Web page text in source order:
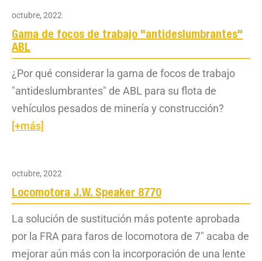
octubre, 2022
Gama de focos de trabajo "antideslumbrantes"
ABL
¿Por qué considerar la gama de focos de trabajo
"antideslumbrantes" de ABL para su flota de
vehículos pesados de minería y construcción?
[+más]
octubre, 2022
Locomotora J.W. Speaker 8770
La solución de sustitución más potente aprobada
por la FRA para faros de locomotora de 7″ acaba de
mejorar aún más con la incorporación de una lente